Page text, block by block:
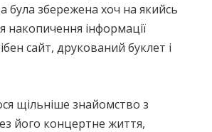
була збережена хоч на якийсь
накопичення інформації
сайт, друкований буклет і
щільніше знайомство з
його концертне життя,